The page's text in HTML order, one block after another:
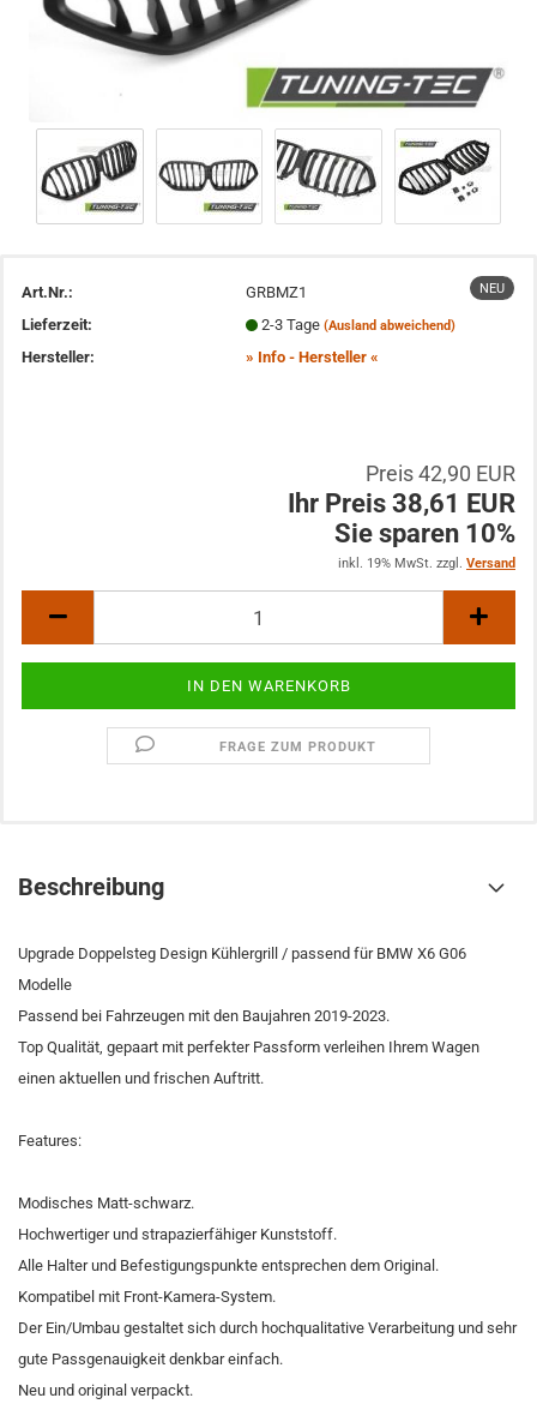
NEU
Art.Nr.:
GRBMZ1
Lieferzeit:
2-3 Tage (Ausland abweichend)
Hersteller: » Info - Hersteller «
Preis 42,90 EUR
Ihr Preis 38,61 EUR
Sie sparen 10%
inkl. 19% MwSt. zzgl. Versand
FRAGE ZUM PRODUKT
Beschreibung
Upgrade Doppelsteg Design Kühlergrill / passend für BMW X6 G06
Modelle
Passend bei Fahrzeugen mit den Baujahren 2019-2023.
Top Qualität, gepaart mit perfekter Passform verleihen Ihrem Wagen
einen aktuellen und frischen Auftritt.
Features:
Modisches Matt-schwarz.
Hochwertiger und strapazierfähiger Kunststoff.
Alle Halter und Befestigungspunkte entsprechen dem Original.
Kompatibel mit Front-Kamera-System.
Der Ein/Umbau gestaltet sich durch hochqualitative Verarbeitung und sehr
gute Passgenauigkeit denkbar einfach.
Neu und original verpackt.